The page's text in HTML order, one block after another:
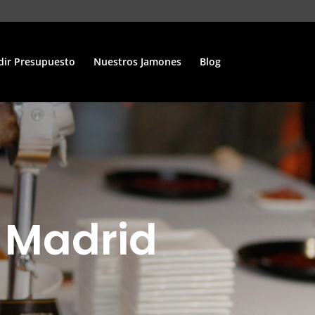
Presupuesto Nuestros Jamones Blog